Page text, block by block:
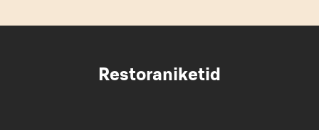
Restoraniketid